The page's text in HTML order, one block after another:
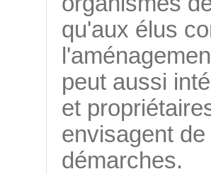
qu'aux élus
peut aussi
et
envisagent
démarches.